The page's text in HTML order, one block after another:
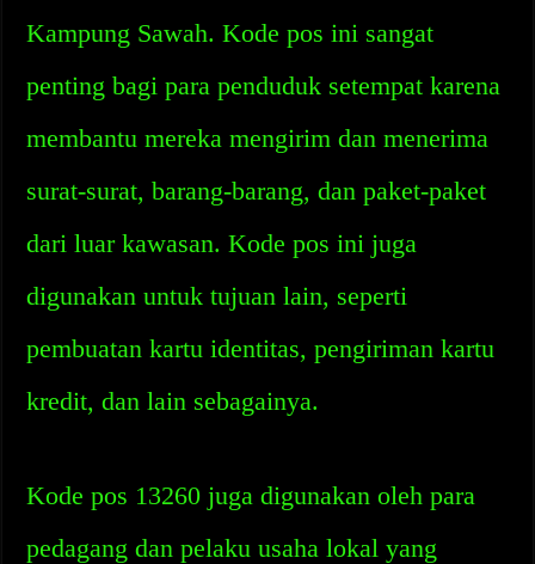
Kampung Sawah. Kode pos ini sangat
penting bagi para penduduk setempat karena
membantu mereka mengirim dan menerima
surat-surat, barang-barang, dan paket-paket
dari luar kawasan. Kode pos ini juga
digunakan untuk tujuan lain, seperti
pembuatan kartu identitas, pengiriman kartu
kredit, dan lain sebagainya.
Kode pos 13260 juga digunakan oleh para
pedagang dan pelaku usaha lokal yang